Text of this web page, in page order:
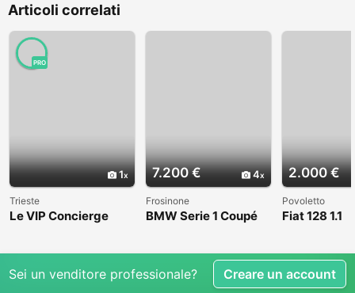
Articoli correlati
1
PRO
Trieste
Le VIP Concierge
7.200 € 4
Frosinone
BMW Serie 1 Coupé
2.000 €
Povoletto
Fiat 128 1.1
Sei un venditore professionale? Creare un account